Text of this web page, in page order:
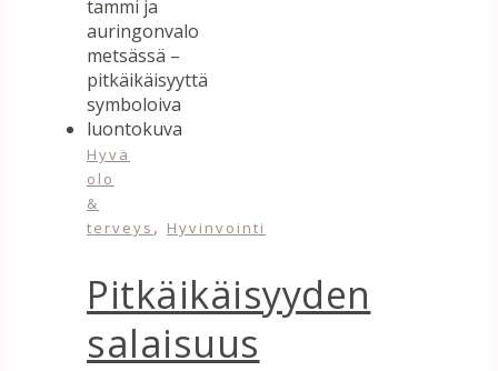
Hyvä
olo
&
terveys , Hyvinvointi
Pitkäikäisyyden
salaisuus